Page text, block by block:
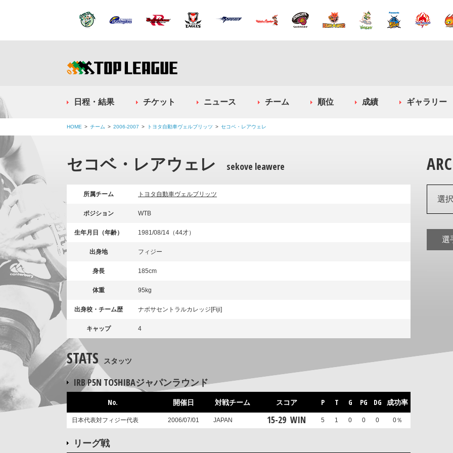
日程・結果 チケット ニュース チーム 順位 成績 ギャラリー
HOME チーム 2006-2007 トヨタ自動車ヴェルブリッツ セコベ・レアウェレ
セコベ・レアウェレ sekove leawere
所属チーム トヨタ自動車ヴェルブリッツ
ポジション WTB
生年月日（年齢） 1981/08/14（44才）
出身地 フィジー
身長 185cm
体重 95kg
出身校・チーム歴 ナボサセントラルカレッジ[Fiji]
キャップ 4
STATS スタッツ
IRB P5N TOSHIBAジャパンラウンド
No. 開催日 対戦チーム スコア P T G PG DG 成功率
日本代表対フィジー代表 2006/07/01 JAPAN 15-29 WIN 5 1 0 0 0 0％
リーグ戦
選
選